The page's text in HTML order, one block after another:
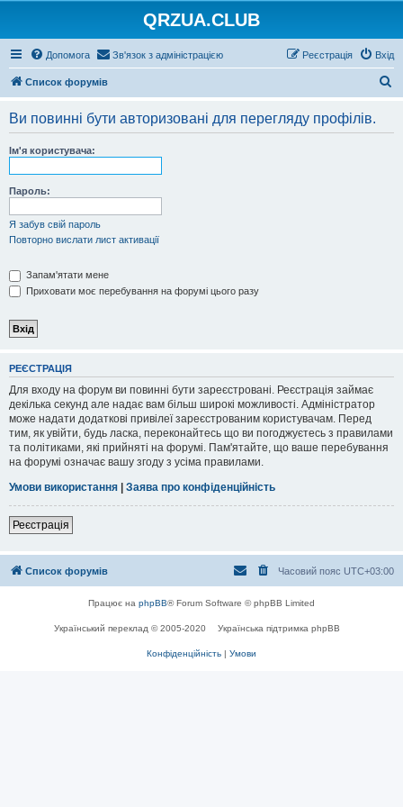
QRZUA.CLUB
Допомога Зв'язок з адміністрацією Вхід
Реєстрація
Список форумів
Ви повинні бути авторизовані для перегляду профілів.
Ім'я користувача:
Пароль:
Я забув свій пароль
Повторно вислати лист активації
Запам'ятати мене
Приховати моє перебування на форумі цього разу
РЕЄСТРАЦІЯ
Для входу на форум ви повинні бути зареєстровані. Реєстрація займає
декілька секунд але надає вам більш широкі можливості. Адміністратор
може надати додаткові привілеї зареєстрованим користувачам. Перед
тим, як увійти, будь ласка, переконайтесь що ви погоджуєтесь з правилами
та політиками, які прийняті на форумі. Пам'ятайте, що ваше перебування
на форумі означає вашу згоду з усіма правилами.
Умови використання | Заява про конфіденційність
Реєстрація
Список форумів Часовий пояс UTC+03:00
Працює на phpBB® Forum Software © phpBB Limited
Український переклад © 2005-2020 Українська підтримка phpBB
Конфіденційність | Умови